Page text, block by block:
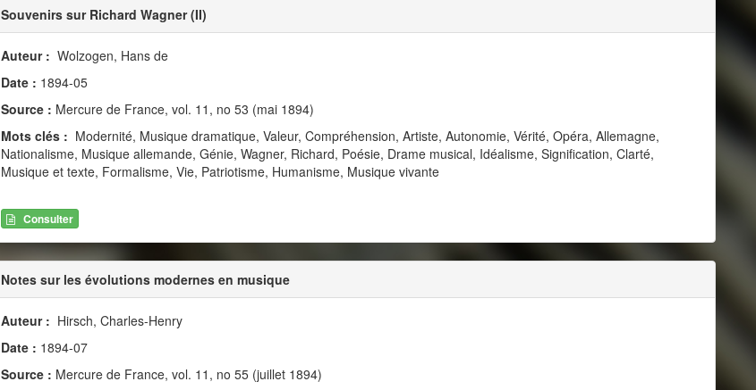
Souvenirs sur Richard Wagner (II)
Auteur : Wolzogen, Hans de
Date : 1894-05
Source : Mercure de France, vol. 11, no 53 (mai 1894)
Mots clés : Modernité, Musique dramatique, Valeur, Compréhension, Artiste, Autonomie, Vérité, Opéra, Allemagne,
Nationalisme, Musique allemande, Génie, Wagner, Richard, Poésie, Drame musical, Idéalisme, Signification, Clarté,
Musique et texte, Formalisme, Vie, Patriotisme, Humanisme, Musique vivante
Consulter
Notes sur les évolutions modernes en musique
Auteur : Hirsch, Charles-Henry
Date : 1894-07
Source : Mercure de France, vol. 11, no 55 (juillet 1894)